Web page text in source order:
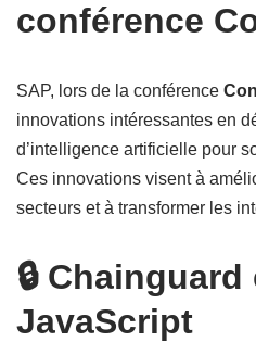
conférence
SAP, lors de la conférence
innovations intéressantes en
d’intelligence artificielle pour
Ces innovations visent à
secteurs et à transformer les
🔒
JavaScript